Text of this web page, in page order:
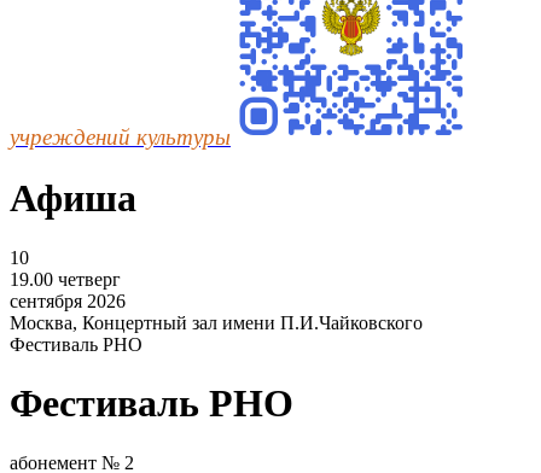
учреждений культуры
Афиша
10
19.00 четверг
сентября 2026
Москва, Концертный зал имени П.И.Чайковского
Фестиваль РНО
Фестиваль РНО
абонемент № 2